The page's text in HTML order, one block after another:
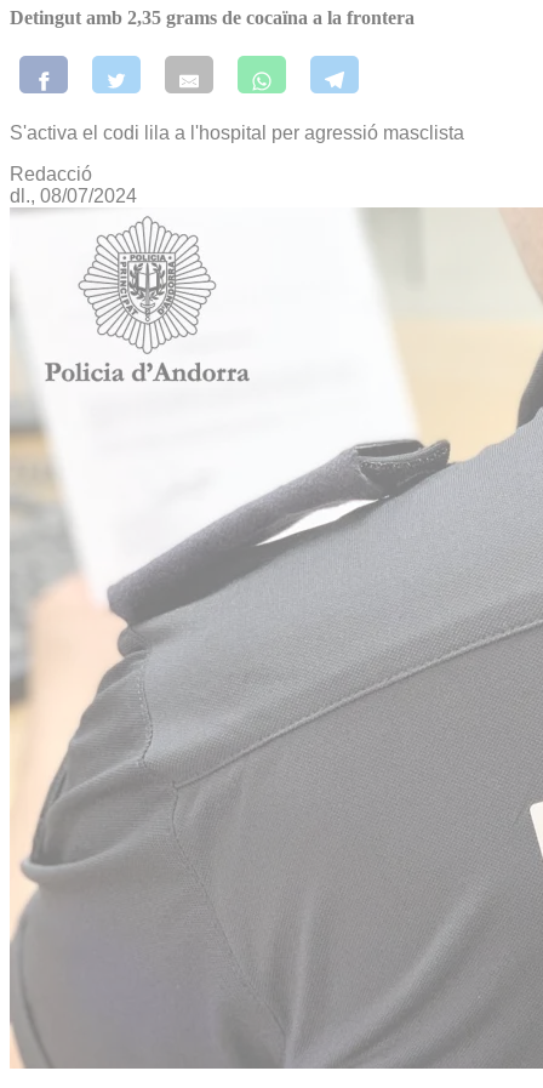
Detingut amb 2,35 grams de cocaïna a la frontera
S'activa el codi lila a l'hospital per agressió masclista
Redacció
dl., 08/07/2024